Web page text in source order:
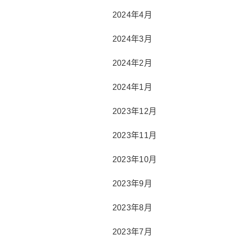
2024年4月
2024年3月
2024年2月
2024年1月
2023年12月
2023年11月
2023年10月
2023年9月
2023年8月
2023年7月